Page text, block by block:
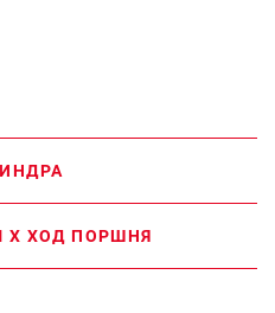
Х ХОД ПОРШНЯ